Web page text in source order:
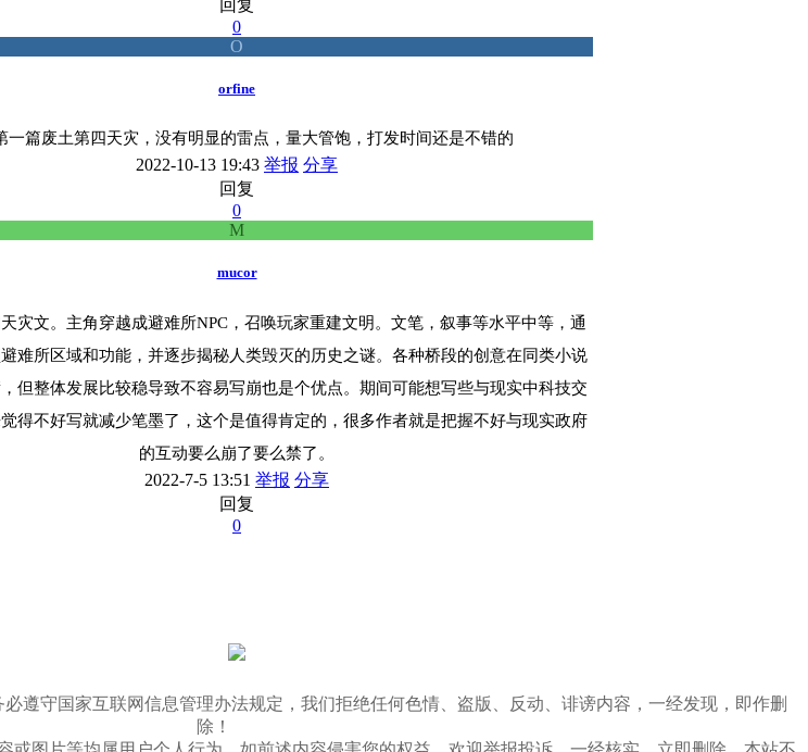
回复
0
O
orfine
一篇废土第四天灾，没有明显的雷点，量大管饱，打发时间还是不错的
2022-10-13 19:43 举报 分享
回复
0
M
mucor
灾文。主角穿越成避难所NPC，召唤玩家重建文明。文笔，叙事等水平中等，通
难所区域和功能，并逐步揭秘人类毁灭的历史之谜。各种桥段的创意在同类小说
但整体发展比较稳导致不容易写崩也是个优点。期间可能想写些与现实中科技交
得不好写就减少笔墨了，这个是值得肯定的，很多作者就是把握不好与现实政府
的互动要么崩了要么禁了。
2022-7-5 13:51 举报 分享
回复
0
遵守国家互联网信息管理办法规定，我们拒绝任何色情、盗版、反动、诽谤内容，一经发现，即作删
除！